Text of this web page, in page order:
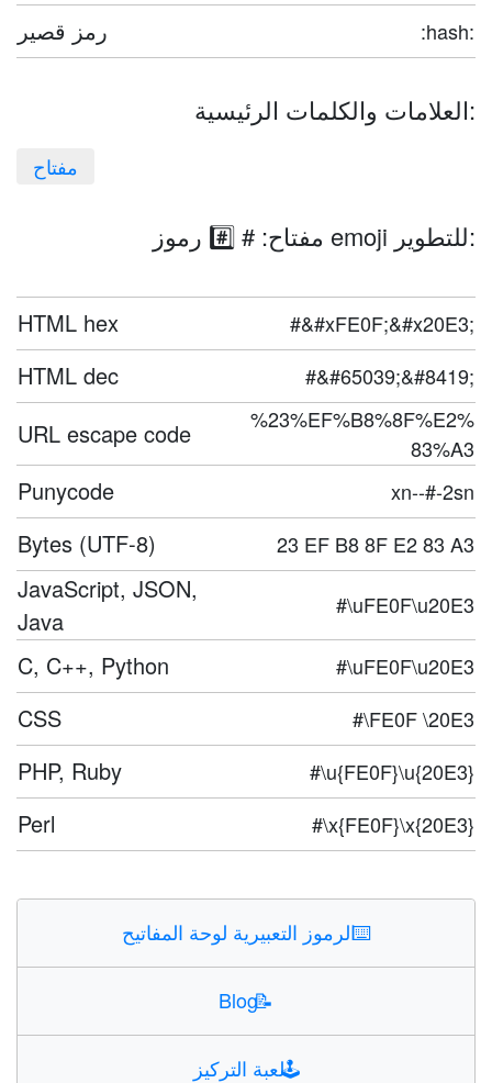
رمز قصير :hash:
العلامات والكلمات الرئيسية:
مفتاح
مفتاح: # #️⃣ رموز emoji للتطوير:
HTML hex #&#xFE0F;&#x20E3;
HTML dec #&#65039;&#8419;
URL escape code
%23%EF%B8%8F%E2%
83%A3
Punycode xn--#-2sn
Bytes (UTF-8) 23 EF B8 8F E2 83 A3
JavaScript, JSON,
Java
#\uFE0F\u20E3
C, C++, Python #\uFE0F\u20E3
CSS #\FE0F \20E3
PHP, Ruby #\u{FE0F}\u{20E3}
Perl #\x{FE0F}\x{20E3}
⌨️الرموز التعبيرية لوحة المفاتيح
📝
Blog
🕹️لعبة التركيز